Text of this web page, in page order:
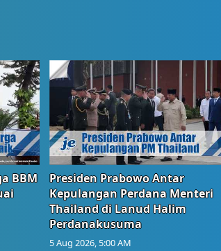
BBM
Presiden Prabowo Antar
Kepulangan Perdana Menteri
Thailand di Lanud Halim
Perdanakusuma
5 Aug 2026, 5:00 AM